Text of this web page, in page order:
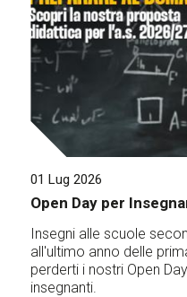
01 Lug 2026
Open Day per
Insegni alle scuole
all'ultimo anno delle
perderti i nostri Open
insegnanti.